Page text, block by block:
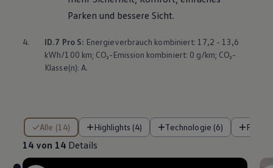
Parken und bessere Sicht.
4. ID.7 Pro S: Energieverbrauch kombiniert: 17,2 - 13,6
kWh/100 km; CO₂-Emission kombiniert: 0 g/km; CO₂-
Klasse(n): A.
Alle (14) Highlights (4) Technologie (6)
14 von 14 Details
14 von 14 Details